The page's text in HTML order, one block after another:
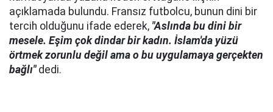
açıklamada bulundu. Fransız futbolcu, bunun dini bir
tercih olduğunu ifade ederek, "Aslında bu dini bir
mesele. Eşim çok dindar bir kadın. İslam'da yüzü
örtmek zorunlu değil ama o bu uygulamaya gerçekten
bağlı"dedi.